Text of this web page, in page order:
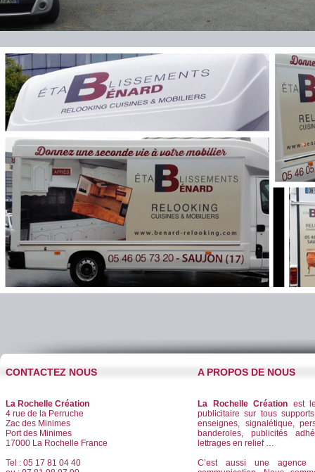
CONTACTEZ NOUS
La Rochelle Création
4 rue de la Perruche
Zac des Minimes
Port des Minimes
17000 La Rochelle France
Tel : 05 17 81 04 40
A PROPOS DE NOUS
La Rochelle Création est
publicitaire sur tous
enseignes, signalétique,
banderoles, publicités
lettrages en relief …
C’est aussi une